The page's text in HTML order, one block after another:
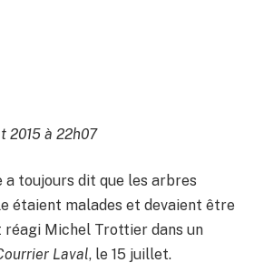
2015 à 22h07
a toujours dit que les arbres
étaient malades et devaient être
réagi Michel Trottier dans un
Laval, le 15 juillet.